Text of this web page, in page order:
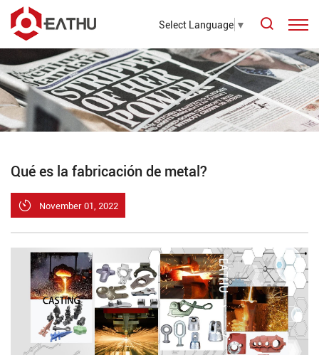
Select Language ▼
Qué es la fabricación de metal?
November 01, 2022